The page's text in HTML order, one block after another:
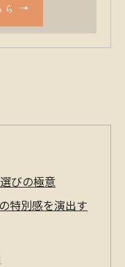
びの極意
特別感を演出す
び方と失敗しな